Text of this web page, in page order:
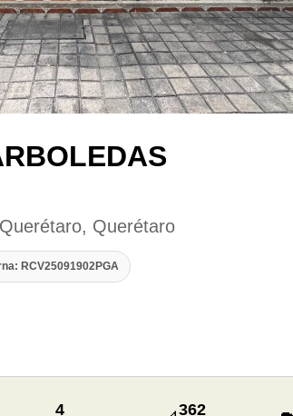
Querétaro
RCV25091902PGA
4 362